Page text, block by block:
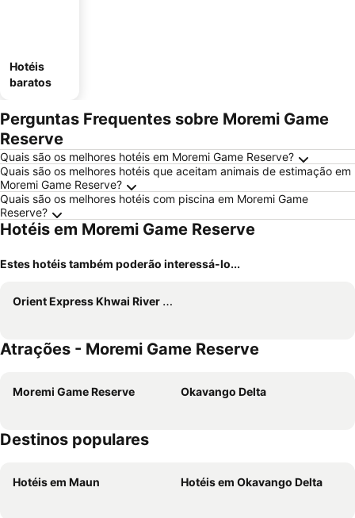
Hotéis
baratos
Perguntas Frequentes sobre Moremi Game
Reserve
Quais são os melhores hotéis em Moremi Game Reserve?
Quais são os melhores hotéis que aceitam animais de estimação em
Moremi Game Reserve?
Quais são os melhores hotéis com piscina em Moremi Game
Reserve?
Hotéis em Moremi Game Reserve
Estes hotéis também poderão interessá-lo...
Orient Express Khwai River Lodge
Atrações - Moremi Game Reserve
Moremi Game Reserve Okavango Delta
Destinos populares
Hotéis em Maun Hotéis em Okavango Delta